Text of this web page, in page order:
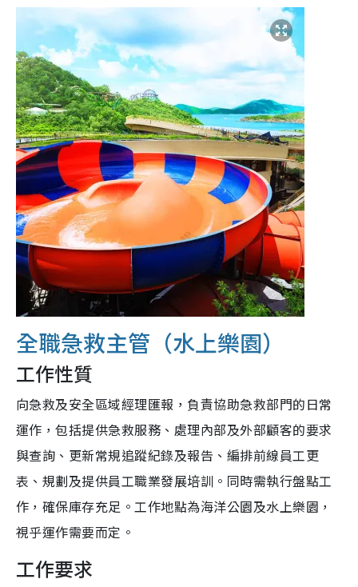
全職急救主管（水上樂園）
工作性質
向急救及安全區域經理匯報，負責協助急救部門的日常
運作，包括提供急救服務、處理內部及外部顧客的要求
與查詢、更新常規追蹤紀錄及報告、編排前線員工更
表、規劃及提供員工職業發展培訓。同時需執行盤點工
作，確保庫存充足。工作地點為海洋公園及水上樂園，
視乎運作需要而定。
工作要求